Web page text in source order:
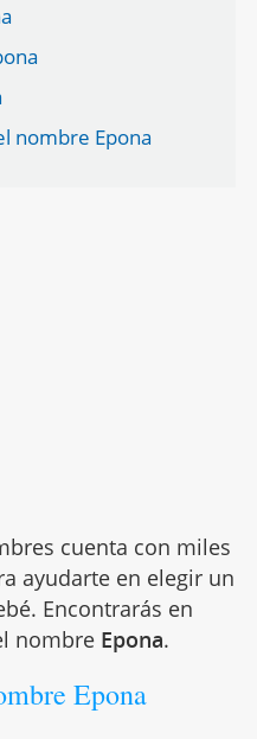
nombre Epona
cuenta con miles
ayudarte en elegir un
Encontrarás en
nombre Epona.
Epona